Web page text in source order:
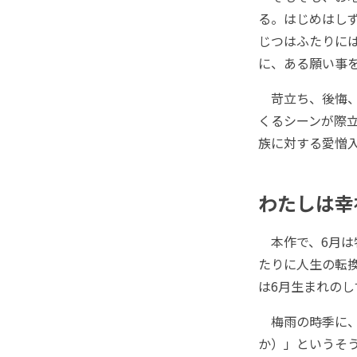
る。はじめはし
じつはふたりに
に、ある願い事
苛立ち、後悔
くるシーンが際
族に対する愛憎
わたしは
本作で、6月は
たりに人生の転
は6月生まれの
梅雨の時季に
か）」というそ